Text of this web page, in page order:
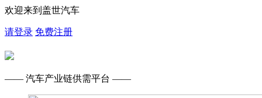
欢迎来到盖世汽车
请登录 免费注册
—— 汽车产业链供需平台 ——